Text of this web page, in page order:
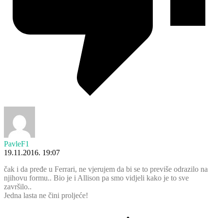
PavleF1
19.11.2016. 19:07
čak i da pređe u Ferrari, ne vjerujem da bi se to previše odrazilo na
njihovu formu.. Bio je i Allison pa smo vidjeli kako je to sve
završilo..
Jedna lasta ne čini proljeće!